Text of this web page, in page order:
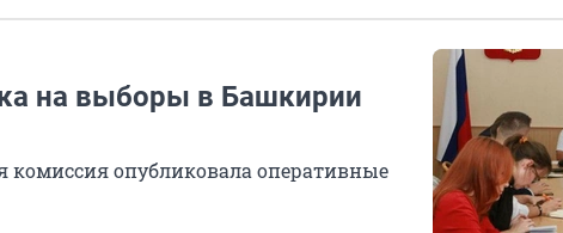
на выборы в Башкирии
комиссия опубликовала оперативные